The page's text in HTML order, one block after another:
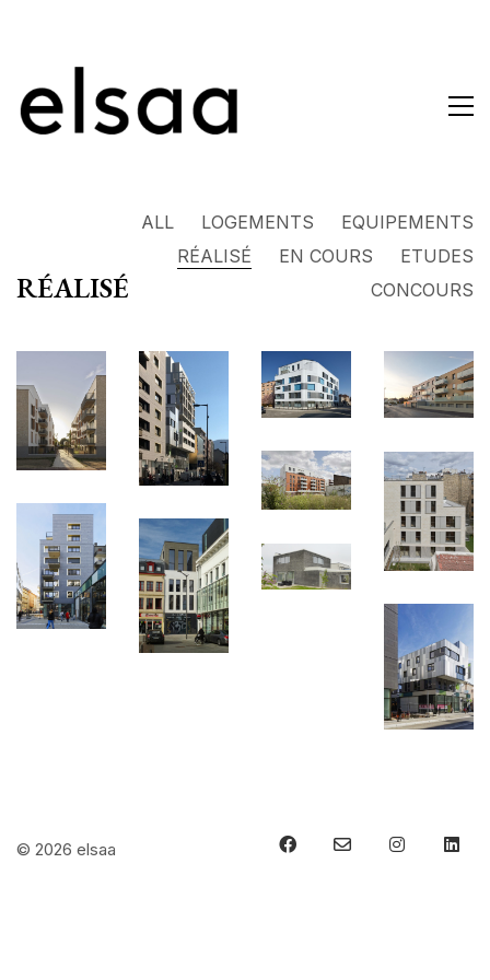
RÉALISÉ
ALL LOGEMENTS
EQUIPEMENTS
RÉALISÉ
EN COURS
ETUDES
CONCOURS
© 2026 elsaa